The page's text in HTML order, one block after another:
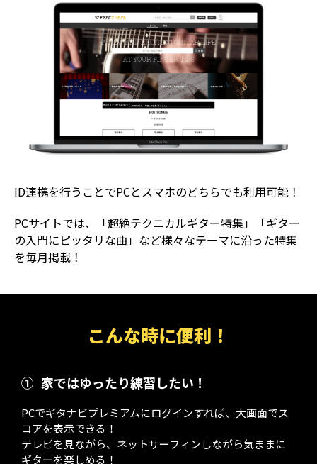
ID連携を行うことでPCとスマホのどちらでも利用可能！
PCサイトでは、「超絶テクニカルギター特集」「ギター
の入門にピッタリな曲」など様々なテーマに沿った特集
を毎月掲載！
こんな時に便利！
① 家ではゆったり練習したい！
PCでギタナビプレミアムにログインすれば、大画面でス
コアを表示できる！
テレビを見ながら、ネットサーフィンしながら気ままに
ギターを楽しめる！